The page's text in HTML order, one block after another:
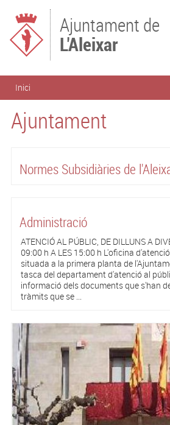
Ajuntament de
L'Aleixar
Esteu aquí
Inici
Ajuntament
Normes Subsidiàries de
Administració
ATENCIÓ AL PÚBLIC, DE DILLUNS A
09:00 h A LES 15:00 h L'oficina
situada a la primera planta de
tasca del departament d'atenció al
informació dels documents que s'han
tràmits que se ...